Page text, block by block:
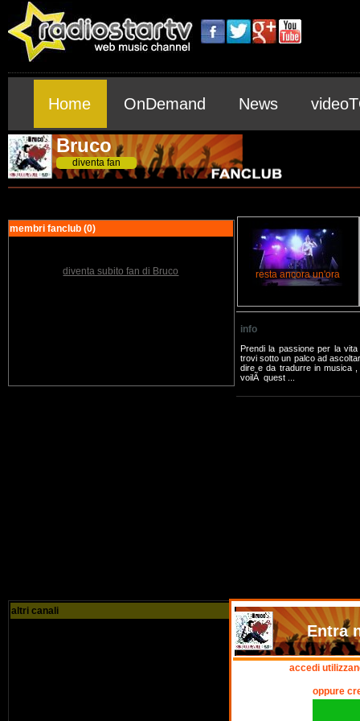
Home OnDemand News
Bruco
diventa fan
membri fanclub (0)
diventa subito fan di Bruco
altri canali
info
Prendi la passione per la
trovi sotto un palco ad
dire e da tradurre in musica
voilÃ quest ...
Entra
accedi
oppure